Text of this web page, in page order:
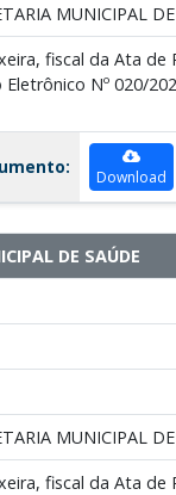
MUNICIPAL
fiscal da Ata de
Nº 020/
Download
DE SAÚDE
MUNICIPAL
fiscal da Ata de